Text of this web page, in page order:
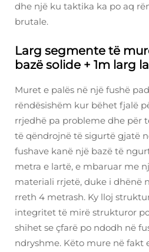
dhe një ku taktika ka po aq
brutale.
Larg segmente të
bazë solide + 1m larg
Muret e palës në një fushë
rëndësishëm kur bëhet fjalë
rrjedhë pa probleme dhe për
të qëndrojnë të sigurtë gjatë
fushave kanë një bazë të
metra e lartë, e mbaruar me
materiali rrjetë, duke i dhënë
rreth 4 metrash. Ky lloj
integritet të mirë strukturor
shihet se çfarë po ndodh në
ndryshme. Këto mure në fakt